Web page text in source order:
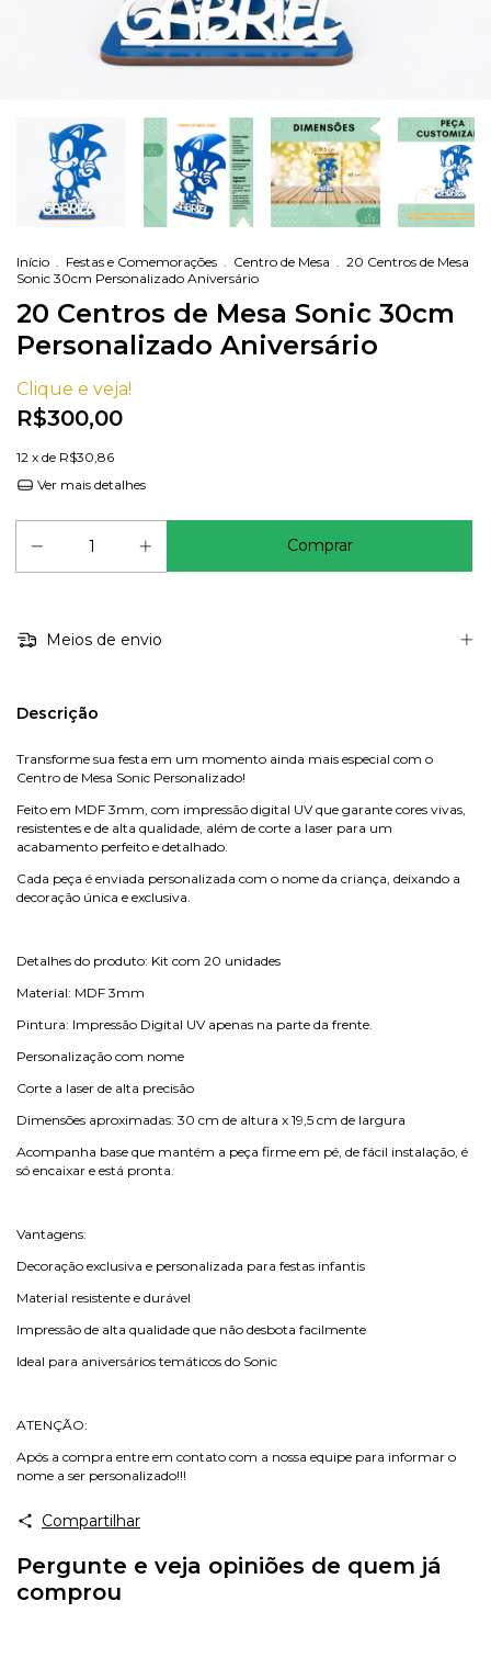
Início . Festas e Comemorações . Centro de Mesa . 20 Centros de Mesa
Sonic 30cm Personalizado Aniversário
20 Centros de Mesa Sonic 30cm
Personalizado Aniversário
Clique e veja!
R$300,00
12 x de R$30,86
Ver mais detalhes
Meios de envio
Descrição
Transforme sua festa em um momento ainda mais especial com o
Centro de Mesa Sonic Personalizado!
Feito em MDF 3mm, com impressão digital UV que garante cores vivas,
resistentes e de alta qualidade, além de corte a laser para um
acabamento perfeito e detalhado.
Cada peça é enviada personalizada com o nome da criança, deixando a
decoração única e exclusiva.
Detalhes do produto: Kit com 20 unidades
Material: MDF 3mm
Pintura: Impressão Digital UV apenas na parte da frente.
Personalização com nome
Corte a laser de alta precisão
Dimensões aproximadas: 30 cm de altura x 19,5 cm de largura
Acompanha base que mantém a peça firme em pé, de fácil instalação, é
só encaixar e está pronta.
Vantagens:
Decoração exclusiva e personalizada para festas infantis
Material resistente e durável
Impressão de alta qualidade que não desbota facilmente
Ideal para aniversários temáticos do Sonic
ATENÇÃO:
Após a compra entre em contato com a nossa equipe para informar o
nome a ser personalizado!!!
Compartilhar
Pergunte e veja opiniões de quem já
comprou